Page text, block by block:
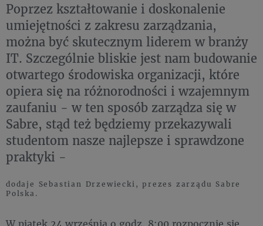
Poprzez kształtowanie i doskonalenie
umiejętności z zakresu zarządzania,
można być skutecznym liderem w branży
IT. Szczególnie bliskie jest nam budowanie
otwartego środowiska organizacji, które
opiera się na różnorodności i wzajemnym
zaufaniu - w ten sposób zarządza się w
Sabre, stąd też będziemy przekazywali
studentom nasze najlepsze i sprawdzone
praktyki -
dodaje Sebastian Drzewiecki, prezes zarządu Sabre
Polska.
W piątek 24 września o godz. 8:00 rozpocznie się